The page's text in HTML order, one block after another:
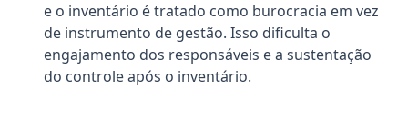
e o inventário é tratado como burocracia em vez
de instrumento de gestão. Isso dificulta o
engajamento dos responsáveis e a sustentação
do controle após o inventário.